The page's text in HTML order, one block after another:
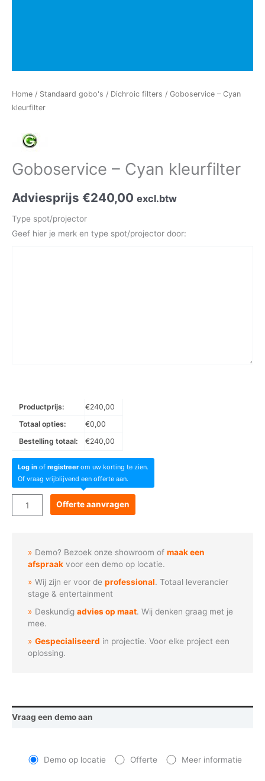
Home / Standaard gobo's / Dichroic filters / Goboservice – Cyan
kleurfilter
Goboservice – Cyan kleurfilter
Adviesprijs €240,00 excl.btw
Type spot/projector
Geef hier je merk en type spot/projector door:
Productprijs: €240,00
Totaal opties:
€0,00
Bestelling totaal:
€240,00
Log in of registreerom uw korting te zien.
Of vraag vrijblijvend een offerte aan.
Goboservice
-
aantal
Offerte aanvragen
Demo? Bezoek onze showroom ofmaak een
afspraak voor een demo op locatie.
Wij zijn er voor deprofessional. Totaal leverancier
stage & entertainment
Deskundigadvies op maat. Wij denken graag met je
mee.
Gespecialiseerd in projectie. Voor elke project een
oplossing.
Vraag een demo aan
Demo op locatie Offerte Meer informatie